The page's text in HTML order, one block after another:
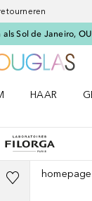
Sol de Janeiro,
HAAR
homepage